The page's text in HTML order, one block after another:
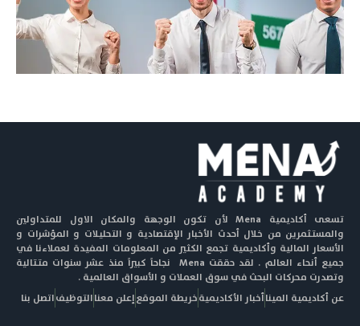
تسعى أكاديمية Mena لأن تكون الوجهة والمكان الاول للمتداولين
والمستثمرين من خلال أحدث الأخبار الإقتصادية و التحليلات و المؤشرات و
الأسعار المالية وأكاديمية تجمع الكثير من المعلومات المفيدة لعملاءنا في
جميع أنحاء العالم . لقد حققت Mena نجاحاً كبيراً منذ عشر سنوات متتالية
وتصدرت محركات البحث في سوق العملات و الأسواق العالمية .
عن أكاديمية الميناأخبار الأكاديميةخريطة الموقعإعلن معناالتوظيفاتصل بنا